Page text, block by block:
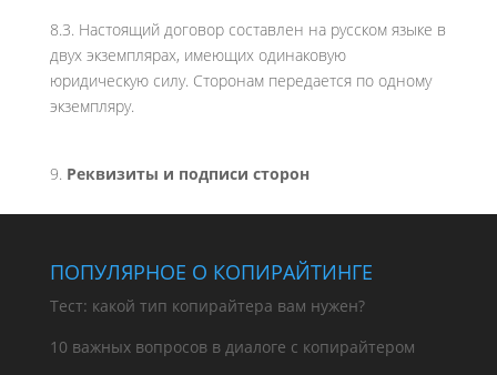
8.3. Настоящий договор составлен на русском языке в
двух экземплярах, имеющих одинаковую
юридическую силу. Сторонам передается по одному
экземпляру.
Реквизиты и подписи сторон
ПОПУЛЯРНОЕ О КОПИРАЙТИНГЕ
Тест: какой тип копирайтера вам нужен?
10 важных вопросов в диалоге с копирайтером